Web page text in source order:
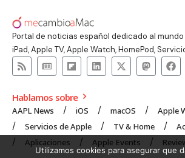
Portal de noticias español dedicado al mundo
iPad, Apple TV, Apple Watch, HomePod,
Hablamos sobre
AAPL News iOS macOS
Apple
Servicios de Apple
TV & Home
Aplicaciones
Apple Events
Utilizamos cookies para asegurar que